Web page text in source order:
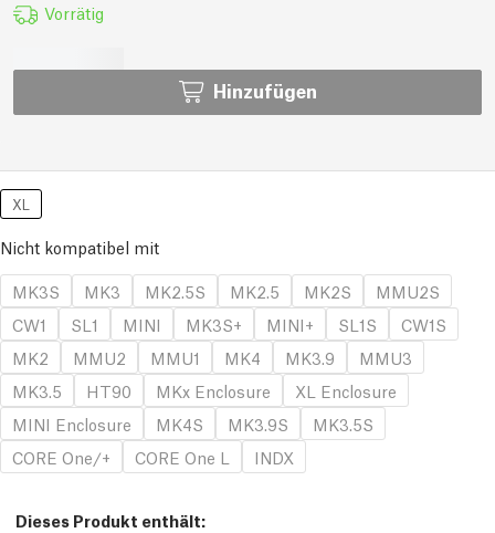
Vorrätig
Hinzufügen
XL
Nicht kompatibel mit
MK3S
MK3 MK2.5S MK2.5 MK2S
MMU2S
CW1
SL1 MINI MK3S+ MINI+ SL1S
CW1S
MK2
MMU2 MMU1 MK4 MK3.9
MMU3
MK3.5
HT90 MKx Enclosure
XL Enclosure
MINI Enclosure
MK4S MK3.9S
MK3.5S
CORE One/+
CORE One L INDX
Dieses Produkt enthält: